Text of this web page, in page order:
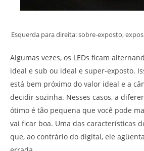
Esquerda para direita: sobre-exposto,
Algumas vezes, os LEDs ficam
ideal e sub ou ideal e super-exposto.
está bem próximo do valor ideal e a
decidir sozinha. Nesses casos, a
ótimo é tão pequena que você pode
vai ficar boa. Uma das características
que, ao contrário do digital, ele